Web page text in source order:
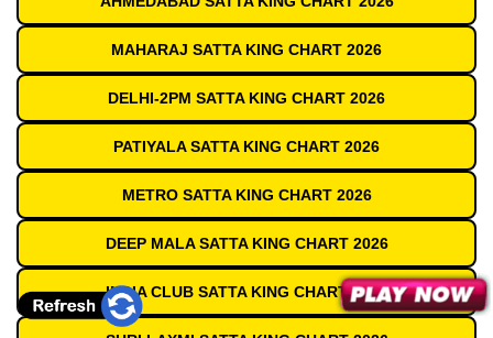
MAHARAJ SATTA KING CHART 2026
DELHI-2PM SATTA KING CHART 2026
PATIYALA SATTA KING CHART 2026
METRO SATTA KING CHART 2026
DEEP MALA SATTA KING CHART 2026
INDIA CLUB SATTA KING CHART 2026